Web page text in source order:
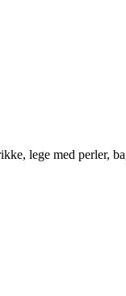
lege med perler,